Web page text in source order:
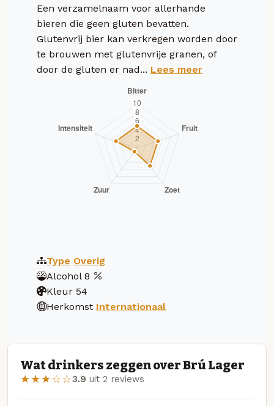
Een verzamelnaam voor allerhande
bieren die geen gluten bevatten.
Glutenvrij bier kan verkregen worden door
te brouwen met glutenvrije granen, of
door de gluten er nad... Lees meer
Type Overig
Alcohol 8
Kleur 54
Herkomst Internationaal
Wat drinkers zeggen over Brú Lager
★★★☆☆3.9 uit 2 reviews